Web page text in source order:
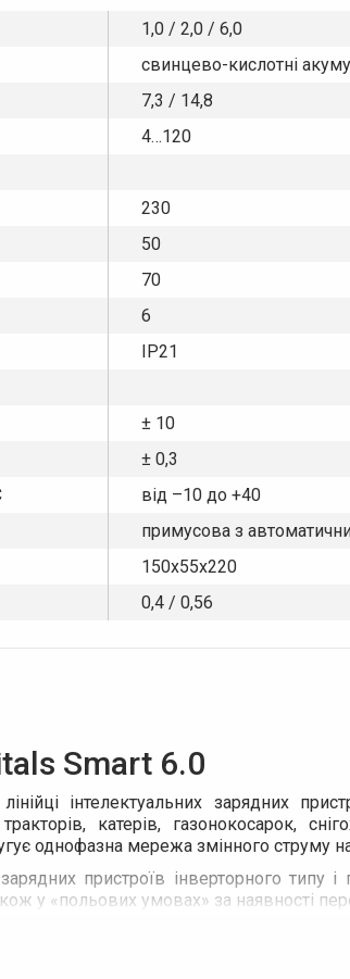
1,0 / 2,0 / 6,0
свинцево-кислотні
7,3 / 14,8
4…120
230
50
70
6
IP21
± 10
± 0,3
від –10 до +40
примусова з
150x55x220
0,4 / 0,56
Smart 6.0
інтелектуальних зарядних
катерів, газонокосарок,
однофазна мережа змінного струму
пристроїв інверторного
у «польових умовах» за наявності
обладнаним мікропроцесором,